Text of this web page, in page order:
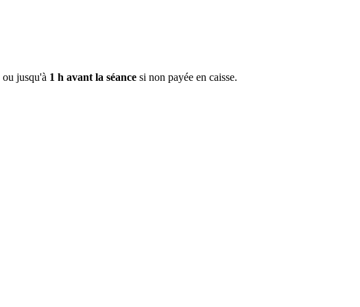
ou jusqu'à 1 h avant la séance si non payée en caisse.